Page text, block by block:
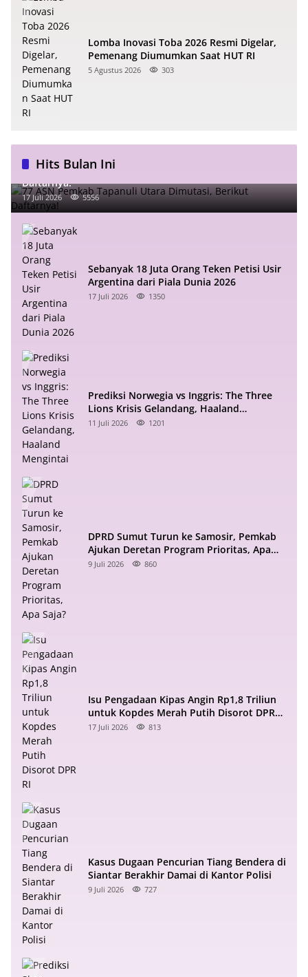
Lomba Inovasi Toba 2026 Resmi Digelar,
Pemenang Diumumkan Saat HUT RI
5 Agustus 2026 303
Hits Bulan Ini
77 ASN Pemkab Tapanuli Utara Dimutasi, Berikut
Daftarnya!
17 Juli 2026 5556
Sebanyak 18 Juta Orang Teken Petisi Usir
Argentina dari Piala Dunia 2026
17 Juli 2026 1350
Prediksi Norwegia vs Inggris: The Three
Lions Krisis Gelandang, Haaland
Mengintai
11 Juli 2026 1201
DPRD Sumut Turun ke Samosir, Pemkab
Ajukan Deretan Program Prioritas, Apa
Saja?
9 Juli 2026 860
Isu Pengadaan Kipas Angin Rp1,8 Triliun
untuk Kopdes Merah Putih Disorot DPR
RI
17 Juli 2026 813
Kasus Dugaan Pencurian Tiang Bendera di
Siantar Berakhir Damai di Kantor Polisi
9 Juli 2026 727